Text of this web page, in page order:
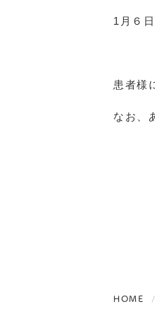
1月６
患者様
なお、
HOME